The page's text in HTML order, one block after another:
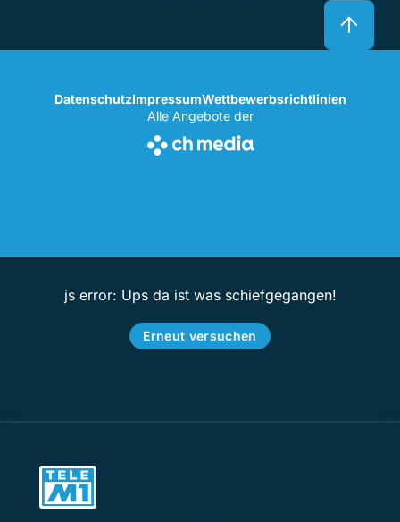
DatenschutzImpressumWettbewerbsrichtlinien
Alle Angebote der
js error: Ups da ist was schiefgegangen!
Erneut versuchen